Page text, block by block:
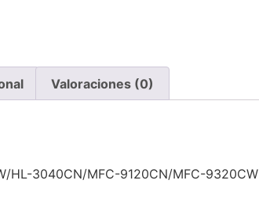
Valoraciones (0)
HL-3040CN/MFC-9120CN/MFC-9320CW